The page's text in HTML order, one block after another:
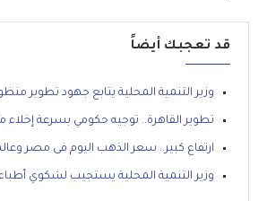
قد تعجبك أيضاً
وزير التنمية المحلية يتابع جهود تطوير
تطوير القاهرة.. توجيه حكومي بسرعة إخلاء
ارتفاع كبير.. سعر الذهب اليوم فى مصر
وزير التنمية المحلية يستجيب لشكوي